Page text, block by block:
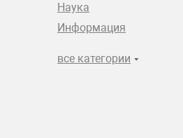
Наука
Информация
все категории